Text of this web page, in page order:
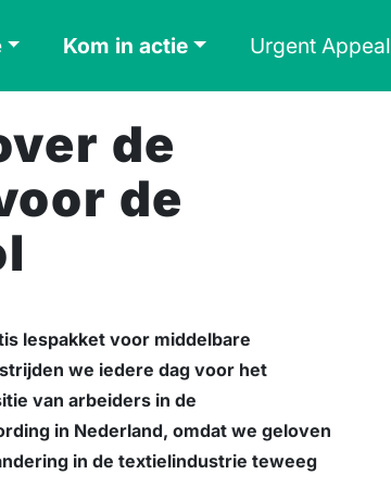
Kom in actie Urgent
de
de
lespakket voor middelbare
we iedere dag voor het
van arbeiders in de
in Nederland, omdat we geloven
in de textielindustrie teweeg